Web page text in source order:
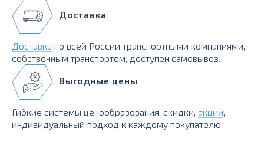
Доставка
Доставка по всей России транспортными компаниями,
собственным транспортом, доступен самовывоз.
Выгодные цены
Гибкие системы ценообразования, скидки, акции,
индивидуальный подход к каждому покупателю.